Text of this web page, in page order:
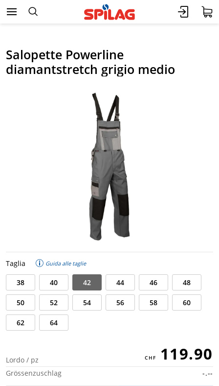
Salopette Powerline
diamantstretch grigio medio
Taglia Guida alle taglie
38 40 42 44 46 48
50 52 54 56 58 60
62 64
Lordo / pz 119.90
Grössenzuschlag -.--